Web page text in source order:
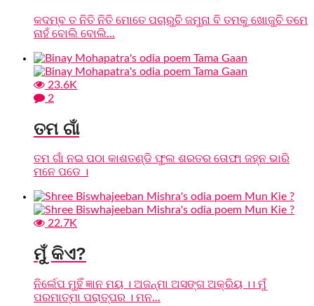
କଦମ୍ବ ତ ନିତି ନିତି ମୋତେ ପଚାରୁଚି ଜମୁନା ବି ତମକୁ ଖୋଜୁଚି ତମେ
ନାହଁ ବୋଲି ବୋଲି...
23.6K
2
ତମ ଗାଁ
ତମ ଗାଁ ନଇ ପଠା କାଶତଣ୍ଡି ଫୁଲ ଶରତର ତୋଫା ଜହ୍ନ ଭାରି
ମନେ ପଡେ ।
22.7K
ମୁଁ କିଏ?
ନିର୍ଲେପ ମୁହିଁ ଜ୍ଞାନ ମୟ । ଅଜନ୍ମା ଅସଙ୍ଗ ଅକ୍ରିୟ ।। ମୁଁ
ପରମାତ୍ମା ପରାତ୍ପର । ମନ...